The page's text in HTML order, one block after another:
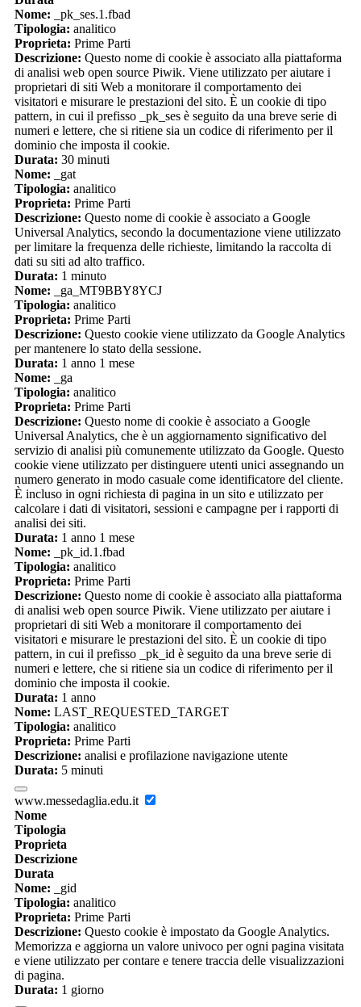
Nome: _pk_ses.1.fbad
Tipologia: analitico
Proprieta: Prime Parti
Descrizione: Questo nome di cookie è associato alla piattaforma
di analisi web open source Piwik. Viene utilizzato per aiutare i
proprietari di siti Web a monitorare il comportamento dei
visitatori e misurare le prestazioni del sito. È un cookie di tipo
pattern, in cui il prefisso _pk_ses è seguito da una breve serie di
numeri e lettere, che si ritiene sia un codice di riferimento per il
dominio che imposta il cookie.
Durata: 30 minuti
Nome: _gat
Tipologia: analitico
Proprieta: Prime Parti
Descrizione: Questo nome di cookie è associato a Google
Universal Analytics, secondo la documentazione viene utilizzato
per limitare la frequenza delle richieste, limitando la raccolta di
dati su siti ad alto traffico.
Durata: 1 minuto
Nome: _ga_MT9BBY8YCJ
Tipologia: analitico
Proprieta: Prime Parti
Descrizione: Questo cookie viene utilizzato da Google Analytics
per mantenere lo stato della sessione.
Durata: 1 anno 1 mese
Nome: _ga
Tipologia: analitico
Proprieta: Prime Parti
Descrizione: Questo nome di cookie è associato a Google
Universal Analytics, che è un aggiornamento significativo del
servizio di analisi più comunemente utilizzato da Google. Questo
cookie viene utilizzato per distinguere utenti unici assegnando un
numero generato in modo casuale come identificatore del cliente.
È incluso in ogni richiesta di pagina in un sito e utilizzato per
calcolare i dati di visitatori, sessioni e campagne per i rapporti di
analisi dei siti.
Durata: 1 anno 1 mese
Nome: _pk_id.1.fbad
Tipologia: analitico
Proprieta: Prime Parti
Descrizione: Questo nome di cookie è associato alla piattaforma
di analisi web open source Piwik. Viene utilizzato per aiutare i
proprietari di siti Web a monitorare il comportamento dei
visitatori e misurare le prestazioni del sito. È un cookie di tipo
pattern, in cui il prefisso _pk_id è seguito da una breve serie di
numeri e lettere, che si ritiene sia un codice di riferimento per il
dominio che imposta il cookie.
Durata: 1 anno
Nome: LAST_REQUESTED_TARGET
Tipologia: analitico
Proprieta: Prime Parti
Descrizione: analisi e profilazione navigazione utente
Durata: 5 minuti
www.messedaglia.edu.it
Nome
Tipologia
Proprieta
Descrizione
Durata
Nome: _gid
Tipologia: analitico
Proprieta: Prime Parti
Descrizione: Questo cookie è impostato da Google Analytics.
Memorizza e aggiorna un valore univoco per ogni pagina visitata
e viene utilizzato per contare e tenere traccia delle visualizzazioni
di pagina.
Durata: 1 giorno